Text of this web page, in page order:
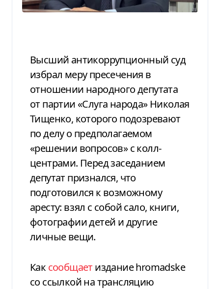
Высший антикоррупционный суд
избрал меру пресечения в
отношении народного депутата
от партии «Слуга народа» Николая
Тищенко, которого подозревают
по делу о предполагаемом
«решении вопросов» с колл-
центрами. Перед заседанием
депутат признался, что
подготовился к возможному
аресту: взял с собой сало, книги,
фотографии детей и другие
личные вещи.
Как сообщает издание hromadske
со ссылкой на трансляцию